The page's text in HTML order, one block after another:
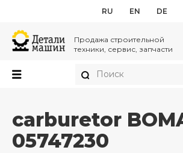
RU EN DE
Продажа строительной
техники, сервис, запчасти
carburetor
05747230